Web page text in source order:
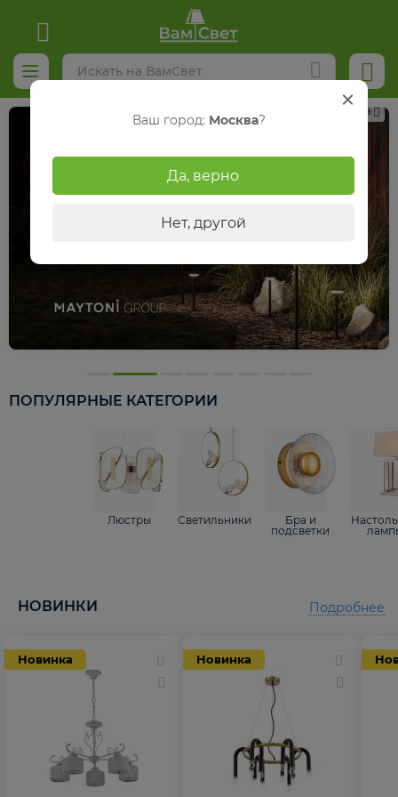
Реклама
ПОПУЛЯРНЫЕ КАТЕГОРИИ
Люстры Светильники
Бра и
подсветки
НОВИНКИ
Новинка Новинка
Подробнее
Ваш город: Москва?
Да, верно
Нет, другой